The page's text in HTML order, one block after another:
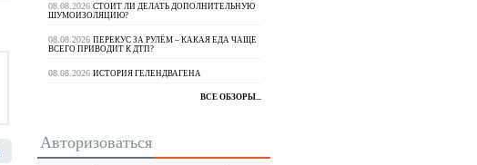
08.08.2026 СТОИТ ЛИ ДЕЛАТЬ ДОПОЛНИТЕЛЬНУЮ
ШУМОИЗОЛЯЦИЮ?
08.08.2026 ПЕРЕКУС ЗА РУЛЁМ – КАКАЯ ЕДА ЧАЩЕ
ВСЕГО ПРИВОДИТ К ДТП?
08.08.2026 ИСТОРИЯ ГЕЛЕНДВАГЕНА
ВСЕ ОБЗОРЫ...
Авторизоваться